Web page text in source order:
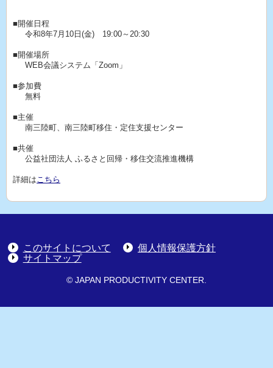
■開催日程
令和8年7月10日(金) 19:00～20:30
■開催場所
WEB会議システム「Zoom」
■参加費
無料
■主催
南三陸町、南三陸町移住・定住支援センター
■共催
公益社団法人 ふるさと回帰・移住交流推進機構
詳細はこちら
このサイトについて
個人情報保護方針
サイトマップ
© JAPAN PRODUCTIVITY CENTER.